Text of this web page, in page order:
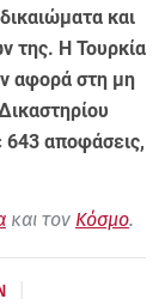
και
της. Η Τουρκία
αφορά στη μη
αποφάσεις,
και τον Κόσμο.